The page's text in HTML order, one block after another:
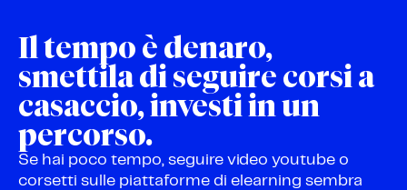
Il tempo è denaro,
smettila di seguire corsi a
casaccio, investi in un
percorso.
Se hai poco tempo, seguire video youtube o
corsetti sulle piattaforme di elearning sembra